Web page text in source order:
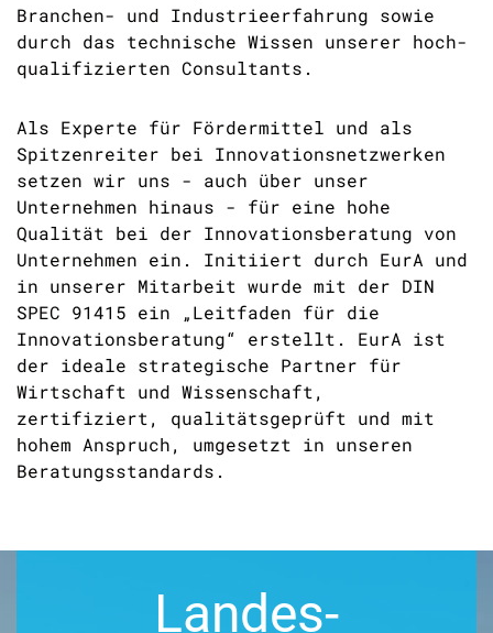
Branchen- und Industrie­erfahrung sowie
durch das technische Wissen unserer hoch­
qualifi­zierten Consultants.
Als Experte für Fördermittel und als
Spitzenreiter bei Innovationsnetzwerken
setzen wir uns - auch über unser
Unternehmen hinaus - für eine hohe
Qualität bei der Innovationsberatung von
Unternehmen ein.
Initiiert durch EurA und
in unserer Mitarbeit wurde mit der DIN
SPEC 91415 ein „Leitfaden für die
Innovationsberatung“ erstellt. EurA ist
der ideale strategische Partner für
Wirtschaft und Wissenschaft,
zertifiziert, qualitätsgeprüft und mit
hohem Anspruch, umgesetzt in unseren
Beratungsstandards.
Landes-